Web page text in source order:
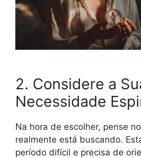
2. Considere a
Necessidade
Na hora de escolher, pense
realmente está buscando.
período difícil e precisa de